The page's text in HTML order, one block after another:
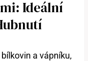
Ideální
a vápníku,